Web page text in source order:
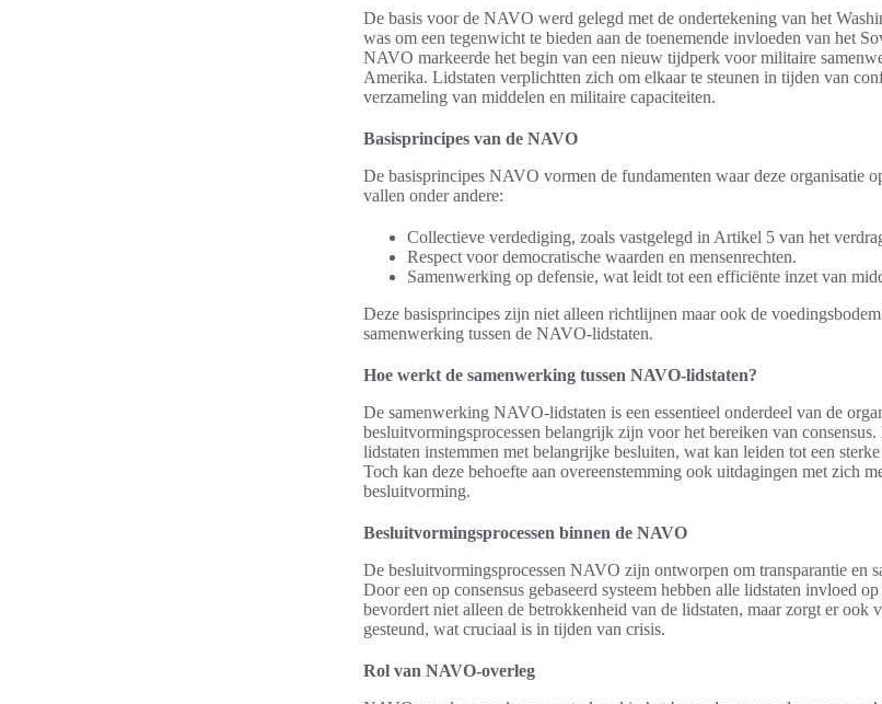
De basis voor de NAVO werd gelegd met de ondertekening van het
was om een tegenwicht te bieden aan de toenemende invloeden van het
NAVO markeerde het begin van een nieuw tijdperk voor militaire
Amerika. Lidstaten verplichtten zich om elkaar te steunen in tijden van
verzameling van middelen en militaire capaciteiten.
Basisprincipes van de NAVO
De basisprincipes NAVO vormen de fundamenten waar deze organisatie
vallen onder andere:
Collectieve verdediging, zoals vastgelegd in Artikel 5 van het
Respect voor democratische waarden en mensenrechten.
Samenwerking op defensie, wat leidt tot een efficiënte inzet van
Deze basisprincipes zijn niet alleen richtlijnen maar ook de
samenwerking tussen de NAVO-lidstaten.
Hoe werkt de samenwerking tussen NAVO-lidstaten?
De samenwerking NAVO-lidstaten is een essentieel onderdeel van de
besluitvormingsprocessen belangrijk zijn voor het bereiken van
lidstaten instemmen met belangrijke besluiten, wat kan leiden tot een
Toch kan deze behoefte aan overeenstemming ook uitdagingen met zich
besluitvorming.
Besluitvormingsprocessen binnen de NAVO
De besluitvormingsprocessen NAVO zijn ontworpen om transparantie en
Door een op consensus gebaseerd systeem hebben alle lidstaten invloed
bevordert niet alleen de betrokkenheid van de lidstaten, maar zorgt er ook
gesteund, wat cruciaal is in tijden van crisis.
Rol van NAVO-overleg